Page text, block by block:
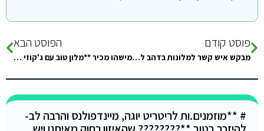
פוסט קודם
מבקש איש קשר למלונות בדהב למחיר טוב
הפוסט הבא
מישהו מכיר **מלון טוב עם ג'קוזי **בחדר? תודה!
# **מוזמנים.ות לריטריט יוגה, מיינדפולנס והרבה לב-